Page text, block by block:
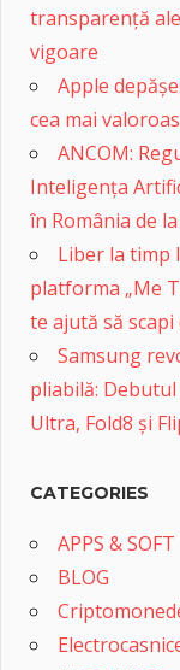
transparență
vigoare
Apple
cea mai
ANCOM:
Inteligența
în România de
Liber la timp
platforma „Me
te ajută să
Samsung
pliabilă:
Ultra, Fold8 și
CATEGORIES
APPS & SOFT
BLOG